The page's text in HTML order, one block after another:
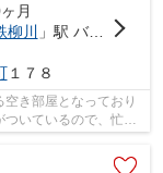
月
柳川
」駅 バス14分 「柳川病院前」 停歩3分
１７８
き部屋となっており
いているので、忙し